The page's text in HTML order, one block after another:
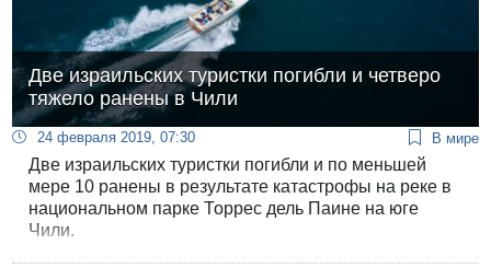
Две израильских туристки погибли и четверо
тяжело ранены в Чили
24 февраля 2019, 07:30 В мире
Две израильских туристки погибли и по меньшей
мере 10 ранены в результате катастрофы на реке в
национальном парке Торрес дель Паине на юге
Чили.